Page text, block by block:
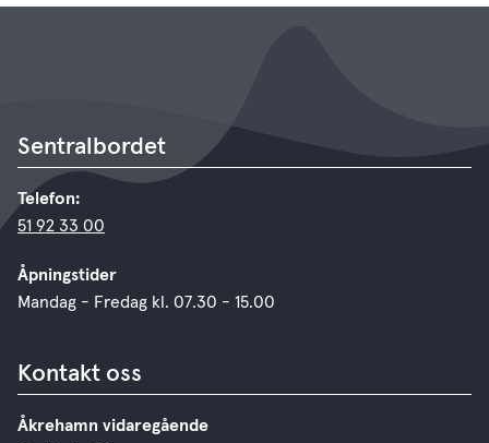
Sentralbordet
Telefon:
51 92 33 00
Åpningstider
Mandag - Fredag kl. 07.30 - 15.00
Kontakt oss
Åkrehamn vidaregående